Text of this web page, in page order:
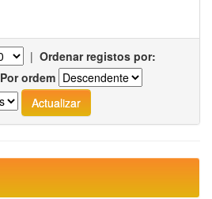
| Ordenar registos por:
Por ordem